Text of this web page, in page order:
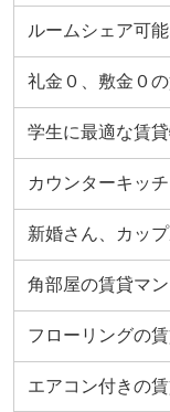
ルームシェア可
礼金０、敷金０
学生に最適な賃
カウンターキッ
新婚さん、カッ
角部屋の賃貸マ
フローリングの
エアコン付きの